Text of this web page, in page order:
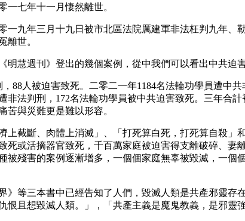
七年十一月悽然離世。
九年三月十九日被市北區法院厲建軍非法枉判九年
離世。
慧週刊》登出的幾個案例，從中我們可以看出中共迫
人被迫害致死。二零二一年1184名法輪功學員遭中
法判刑，172名法輪功學員被中共迫害致死。三年合
與災難更是難以形容。
截斷、肉體上消滅」、「打死算白死，打死算自殺」
或活摘器官致死，千百萬家庭被迫害得支離破碎、妻
殘害的案例逐漸增多，一個個家庭無辜被毀滅，一個
等三本書中已經告知了人們，毀滅人類是共產邪靈存
且想毀滅人類。」，「共產主義是魔鬼教義，是邪靈